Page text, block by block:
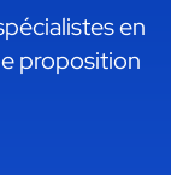
en
proposition